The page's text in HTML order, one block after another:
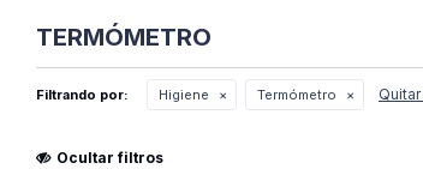
TERMÓMETRO
Filtrando por: Higiene Termómetro
Ocultar filtros